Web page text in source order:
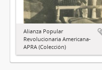
Alianza Popular
Revolucionaria Americana-
APRA (Colección)